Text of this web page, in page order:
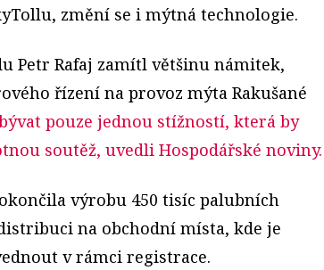
změní se i mýtná technologie.
Petr Rafaj zamítl většinu námitek,
řízení na provoz mýta Rakušané
pouze jednou stížností, která by
soutěž, uvedli Hospodářské noviny.
výrobu 450 tisíc palubních
na obchodní místa, kde je
v rámci registrace.